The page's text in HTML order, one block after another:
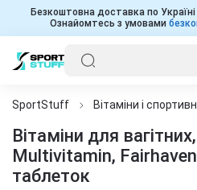
Безкоштовна доставка по
Ознайомтесь з умовами
SportStuff Вітаміни і
Вітаміни для
Multivitamin,
таблеток